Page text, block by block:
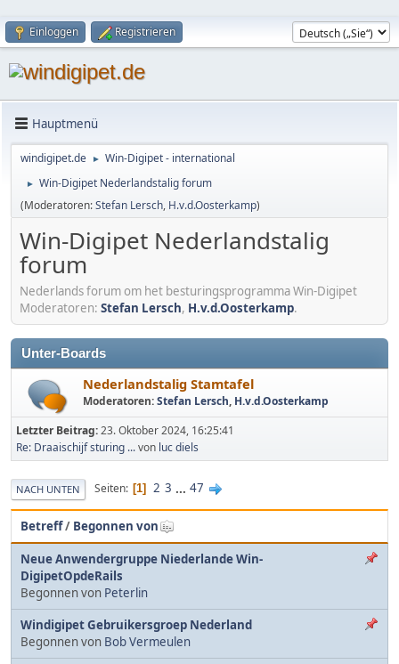
Einloggen Registrieren
Hauptmenü
windigipet.de ► Win-Digipet - international
►
Win-Digipet Nederlandstalig forum
(Moderatoren:Stefan Lersch, H.v.d.Oosterkamp)
Win-Digipet Nederlandstalig
forum
Nederlands forum om het besturingsprogramma Win-Digipet
Moderatoren: Stefan Lersch, H.v.d.Oosterkamp.
Unter-Boards
Nederlandstalig Stamtafel
Moderatoren:Stefan Lersch, H.v.d.Oosterkamp
Letzter Beitrag:23. Oktober 2024, 16:25:41
Re: Draaischijf sturing ...von luc diels
NACH UNTEN Seiten 1 2 3 ... 47
Betreff/ Begonnen von
Neue Anwendergruppe Niederlande Win-
DigipetOpdeRails
Begonnen von Peterlin
Windigipet Gebruikersgroep Nederland
Begonnen von Bob Vermeulen